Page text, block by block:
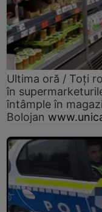
Ultima oră / Toți
în
întâmple în
Bolojan